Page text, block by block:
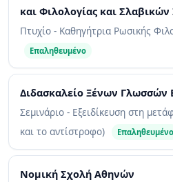
και Φιλολογίας και
Πτυχίο - Καθηγήτρια Ρωσικής
Επαληθευμένο
Διδασκαλείο Ξένων Γλωσσών
Σεμινάριο - Εξειδίκευση στη
και το αντίστροφο)
Επαληθευμένο
Νομική Σχολή Αθηνών